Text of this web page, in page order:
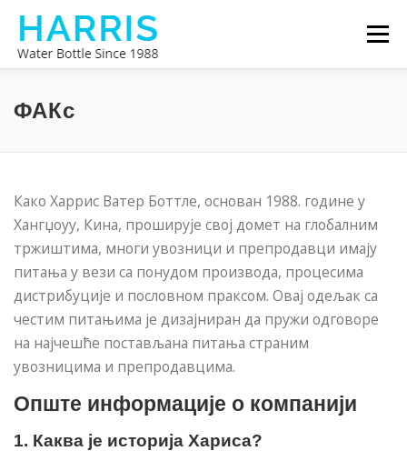
Скочи
садржај
ХАРИС БОЦА ЗА ВОДУ
ФАКс
Како Харрис Ватер Боттле, основан 1988. године у
Хангџоуу, Кина, проширује свој домет на глобалним
тржиштима, многи увозници и препродавци имају
питања у вези са понудом производа, процесима
дистрибуције и пословном праксом. Овај одељак са
честим питањима је дизајниран да пружи одговоре
на најчешће постављана питања страним
увозницима и препродавцима.
Опште информације о компанији
1. Каква је историја Хариса?